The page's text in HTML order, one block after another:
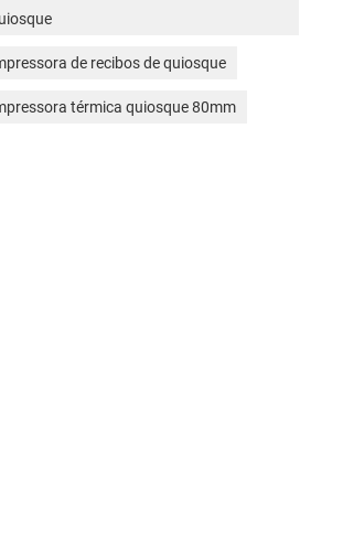
de recibos de quiosque
térmica quiosque 80mm